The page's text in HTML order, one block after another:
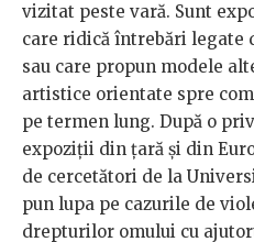
vizitat peste vară. Sunt
care ridică întrebări legate
sau care propun modele
artistice orientate spre
pe termen lung. După o
expoziții din țară și din
de cercetători de la
pun lupa pe cazurile de
drepturilor omului cu